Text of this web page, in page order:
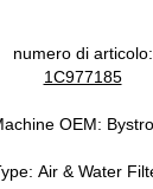
numero di articolo:
1C977185
OEM:
Air & Water